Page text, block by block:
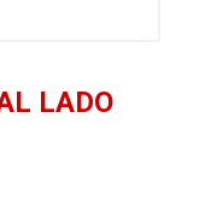
LADO